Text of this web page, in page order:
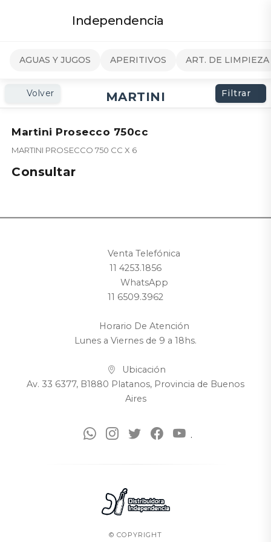
Independencia
AGUAS Y JUGOS APERITIVOS ART. DE LIMPIEZA
Volver MARTINI Filtrar
Martini Prosecco 750cc
MARTINI PROSECCO 750 CC X 6
Consultar
Venta Telefónica
11 4253.1856
WhatsApp
11 6509.3962
Horario De Atención
Lunes a Viernes de 9 a 18hs.
Ubicación
Av. 33 6377, B1880 Platanos, Provincia de Buenos
Aires
.
© COPYRIGHT